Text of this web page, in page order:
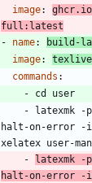
image:
full:latest
- name:
build-
image:
commands :
- cd user
-
latexmk
halt-on-error -
xelatex user-
-
latexmk
halt-on-error -